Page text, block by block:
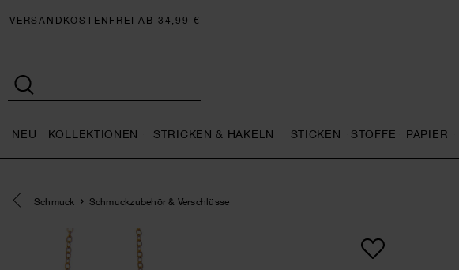
VERSANDKOSTENFREI AB 34,99 €
NEU KOLLEKTIONEN STRICKEN & HÄKELN STICKEN STOFFE PAPIER
Eine Kategorie zurück navigieren
Schmuck Schmuckzubehör & Verschlüsse